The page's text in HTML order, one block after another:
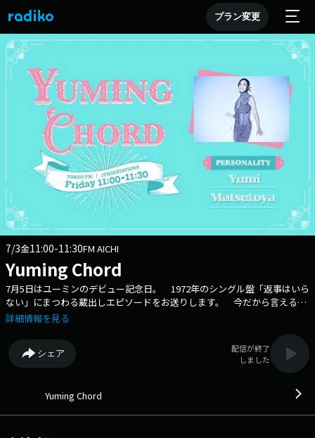
プラン変更
7/3金11:00-11:30FM AICHI
Yuming Chord
7月5日はユーミンのデビュー記念日。 1972年のシングル盤「返事はいら
ない」にまつわる蔵出しエピソードをお送りします。 今だから言える
「そんなことあったんだ」というお話、今日は本当に聴き逃せませ
ピックアップして楽曲をセレクト。ユーミンサウンドをはじめ、様々なメ
ロディーが番組のサウンドトラックとなります。 ユーミンのお家に遊び
に来ている感覚でお楽しみください♪◆ Xハッシュタグは「#エフエム
詳細情報を見る
シェア
配信が終了
しました
Yuming Chord